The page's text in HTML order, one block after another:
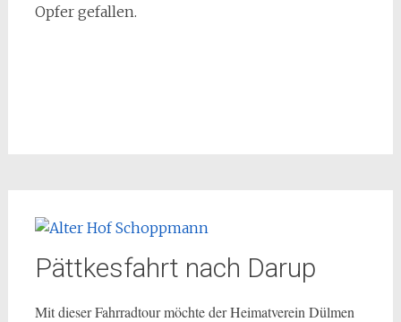
Opfer gefallen.
Pättkesfahrt nach Darup
Mit dieser Fahrradtour möchte der Heimatverein Dülmen